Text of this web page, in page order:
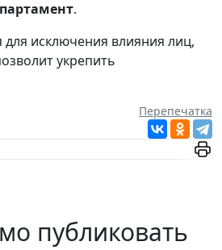
.
исключения влияния лиц,
укрепить
Перепечатка
публиковать